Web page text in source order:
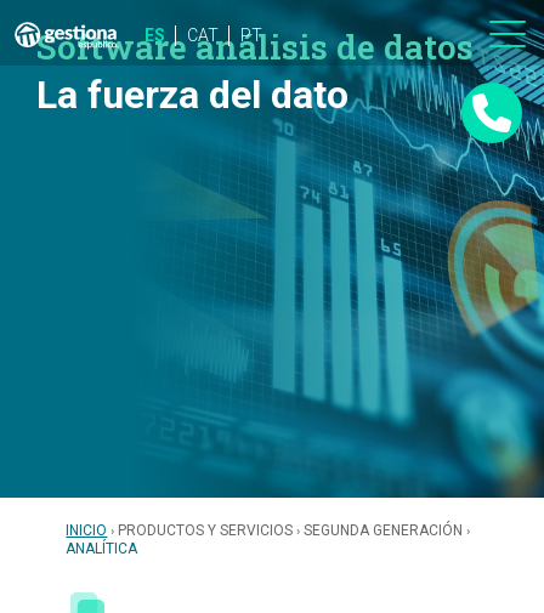
ES CAT PT
Software análisis de datos
La fuerza del dato
INICIO PRODUCTOS Y SERVICIOS
SEGUNDA GENERACIÓN
ANALÍTICA